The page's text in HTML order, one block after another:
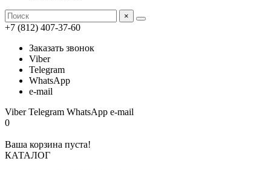
×
+7 (812) 407-37-60
Заказать звонок
Viber
Telegram
WhatsApp
e-mail
ViberTelegram WhatsApp e-mail
0
Ваша корзина пуста!
КАТАЛОГ